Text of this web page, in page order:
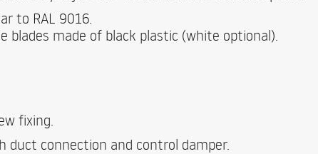
to RAL 9016.
made of black plastic (white optional).
fixing.
duct connection and control damper.